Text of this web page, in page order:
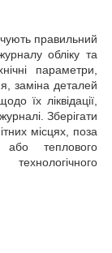
правильний
обліку та
параметри,
заміна деталей
їх ліквідації,
Зберігати
місцях, поза
теплового